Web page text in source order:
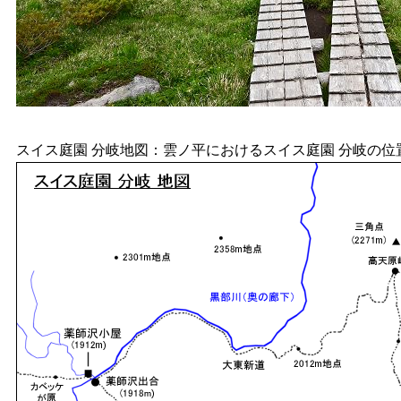
スイス庭園 分岐地図：雲ノ平におけるスイス庭園 分岐の位